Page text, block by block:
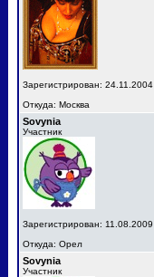
Зарегистрирован: 24.11.2004
Откуда: Москва
Sovynia
Участник
Зарегистрирован: 11.08.2009
Откуда: Орел
Sovynia
Участник